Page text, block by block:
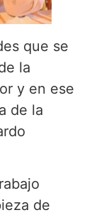
que se
la
y en ese
de la
de